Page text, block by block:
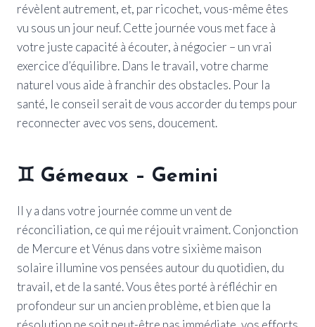
révèlent autrement, et, par ricochet, vous-même êtes
vu sous un jour neuf. Cette journée vous met face à
votre juste capacité à écouter, à négocier – un vrai
exercice d’équilibre. Dans le travail, votre charme
naturel vous aide à franchir des obstacles. Pour la
santé, le conseil serait de vous accorder du temps pour
reconnecter avec vos sens, doucement.
♊ Gémeaux – Gemini
Il y a dans votre journée comme un vent de
réconciliation, ce qui me réjouit vraiment. Conjonction
de Mercure et Vénus dans votre sixième maison
solaire illumine vos pensées autour du quotidien, du
travail, et de la santé. Vous êtes porté à réfléchir en
profondeur sur un ancien problème, et bien que la